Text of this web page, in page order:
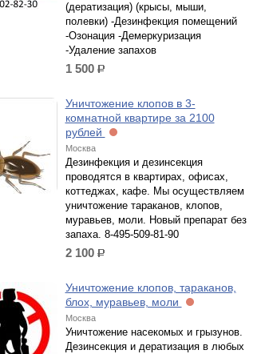
(дератизация) (крысы, мыши,
полевки) -Дезинфекция помещений
-Озонация -Демеркуризация
-Удаление запахов
1 500 р.
Уничтожение клопов в 3-
комнатной квартире за 2100
рублей
Москва
Дезинфекция и дезинсекция
проводятся в квартирах, офисах,
коттеджах, кафе. Мы осуществляем
уничтожение тараканов, клопов,
муравьев, моли. Новый препарат без
запаха. 8-495-509-81-90
2 100 р.
Уничтожение клопов, тараканов,
блох, муравьев, моли
Москва
Уничтожение насекомых и грызунов.
Дезинсекция и дератизация в любых